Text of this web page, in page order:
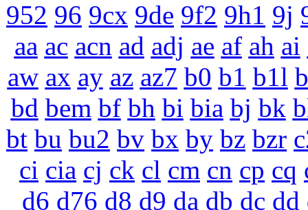
952 96 9cx 9de 9f2 9h1 9j
aa ac acn ad adj ae af ah ai
aw ax ay az az7 b0 b1 b1l
bd bem bf bh bi bia bj bk
bt bu bu2 bv bx by bz bzr
ci cia cj ck cl cm cn cp cq
d6 d76 d8 d9 da db dc dd